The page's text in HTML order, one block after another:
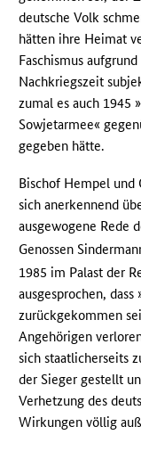
deutsche Volk
hätten ihre Heimat
Faschismus
Nachkriegszeit
zumal es auch 1945
Sowjetarmee«
gegeben hätte.
Bischof Hempel
sich anerkennend
ausgewogene Rede
Genossen
1985 im Palast der
ausgesprochen,
zurückgekommen
Angehörigen
sich staatlicherseits
der Sieger gestellt
Verhetzung des
Wirkungen völlig